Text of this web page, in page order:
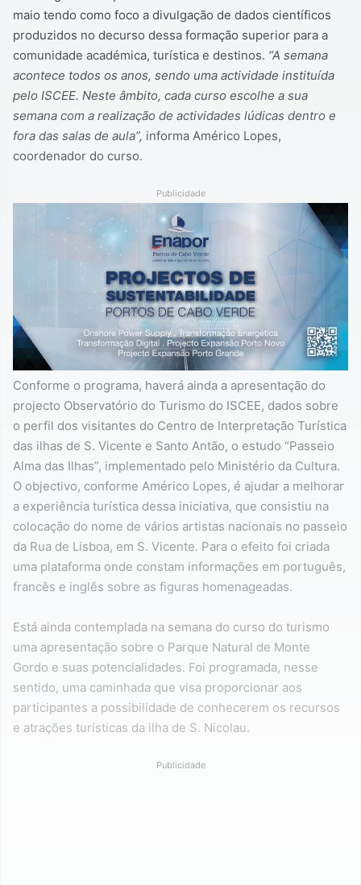
maio tendo como foco a divulgação de dados científicos
produzidos no decurso dessa formação superior para a
comunidade académica, turística e destinos. “A semana
acontece todos os anos, sendo uma actividade instituída
pelo ISCEE. Neste âmbito, cada curso escolhe a sua
semana com a realização de actividades lúdicas dentro e
fora das salas de aula”, informa Américo Lopes,
coordenador do curso.
Publicidade
Conforme o programa, haverá ainda a apresentação do
projecto Observatório do Turismo do ISCEE, dados sobre
o perfil dos visitantes do Centro de Interpretação Turística
das ilhas de S. Vicente e Santo Antão, o estudo “Passeio
Alma das Ilhas”, implementado pelo Ministério da Cultura.
O objectivo, conforme Américo Lopes, é ajudar a melhorar
a experiência turística dessa iniciativa, que consistiu na
colocação do nome de vários artistas nacionais no passeio
da Rua de Lisboa, em S. Vicente. Para o efeito foi criada
uma plataforma onde constam informações em português,
francês e inglês sobre as figuras homenageadas.
Está ainda contemplada na semana do curso do turismo
uma apresentação sobre o Parque Natural de Monte
Gordo e suas potencialidades. Foi programada, nesse
sentido, uma caminhada que visa proporcionar aos
participantes a possibilidade de conhecerem os recursos
e atrações turísticas da ilha de S. Nicolau.
Publicidade